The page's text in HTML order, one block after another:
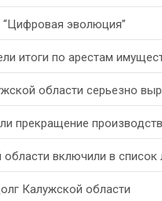
эволюция”
итоги по арестам
области серьезно
прекращение
включили в список
Калужской области